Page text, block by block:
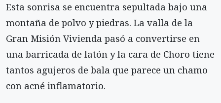
Esta sonrisa se encuentra sepultada bajo una
montaña de polvo y piedras. La valla de la
Gran Misión Vivienda pasó a convertirse en
una barricada de latón y la cara de Choro tiene
tantos agujeros de bala que parece un chamo
con acné inflamatorio.